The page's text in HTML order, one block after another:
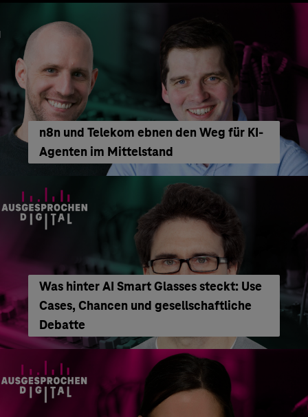
n8n und Telekom ebnen den Weg für KI-
Agenten im Mittelstand
Was hinter AI Smart Glasses steckt: Use
Cases, Chancen und gesellschaftliche
Debatte